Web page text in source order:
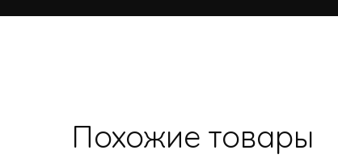
Похожие товары